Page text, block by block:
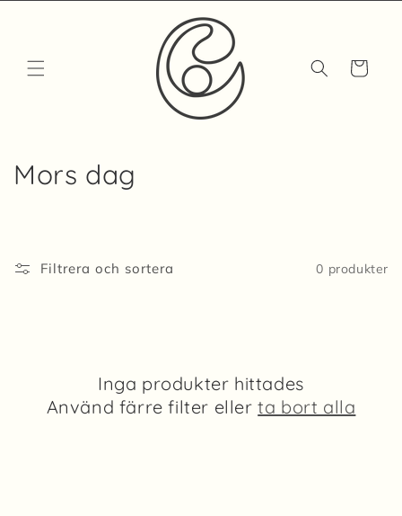
Varukorg
P
d
Mors dag
Filtrera och sortera 0 produkter
Inga produkter hittades
Använd färre filter ellerta bort alla